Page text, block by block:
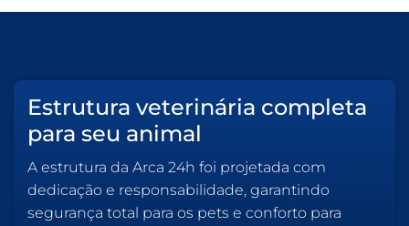
Estrutura veterinária completa
para seu animal
A estrutura da Arca 24h foi projetada com
dedicação e responsabilidade, garantindo
segurança total para os pets e conforto para